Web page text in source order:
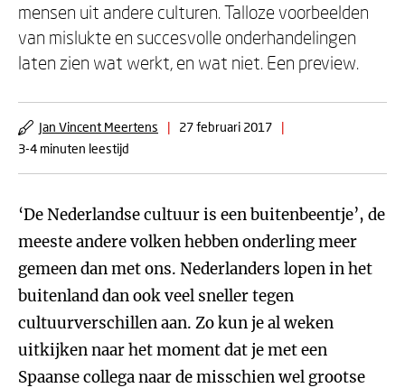
mensen uit andere culturen. Talloze voorbeelden
van mislukte en succesvolle onderhandelingen
laten zien wat werkt, en wat niet. Een preview.
Jan Vincent Meertens | 27 februari 2017
|
3-4 minuten leestijd
‘De Nederlandse cultuur is een buitenbeentje’, de
meeste andere volken hebben onderling meer
gemeen dan met ons. Nederlanders lopen in het
buitenland dan ook veel sneller tegen
cultuurverschillen aan. Zo kun je al weken
uitkijken naar het moment dat je met een
Spaanse collega naar de misschien wel grootse